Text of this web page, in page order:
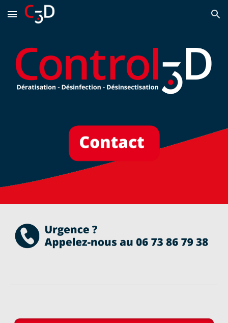
Skip to main content Skip to navigation